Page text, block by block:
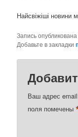
Найсвіжіші новини
Запись
Добавьте в закладки
Ваш адрес
поля помечены